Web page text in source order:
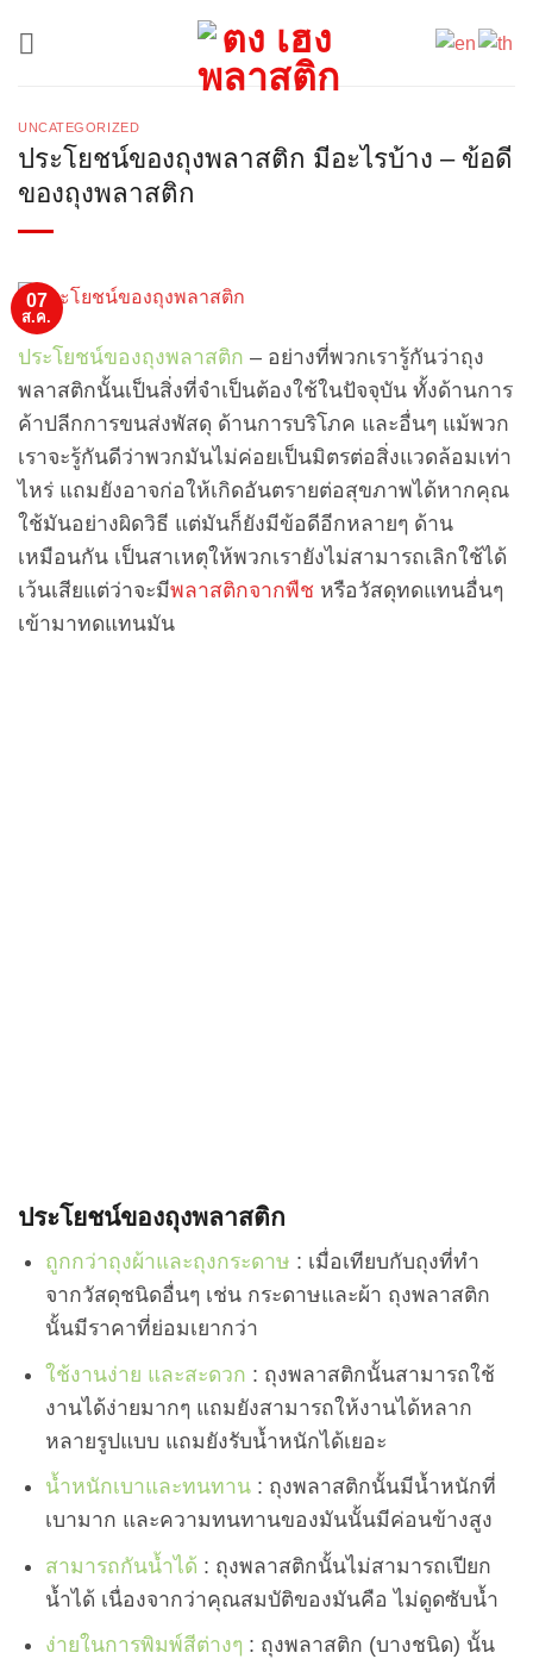
UNCATEGORIZED
ประโยชน์ของถุงพลาสติก มีอะไรบ้าง – ข้อดี
ของถุงพลาสติก
07
ส.ค.
ประโยชน์ของถุงพลาสติก – อย่างที่พวกเรารู้กันว่าถุง
พลาสติกนั้นเป็นสิ่งที่จำเป็นต้องใช้ในปัจจุบัน ทั้งด้านการ
ค้าปลีกการขนส่งพัสดุ ด้านการบริโภค และอื่นๆ แม้พวก
เราจะรู้กันดีว่าพวกมันไม่ค่อยเป็นมิตรต่อสิ่งแวดล้อมเท่า
ไหร่ แถมยังอาจก่อให้เกิดอันตรายต่อสุขภาพได้หากคุณ
ใช้มันอย่างผิดวิธี แต่มันก็ยังมีข้อดีอีกหลายๆ ด้าน
เหมือนกัน เป็นสาเหตุให้พวกเรายังไม่สามารถเลิกใช้ได้
เว้นเสียแต่ว่าจะมีพลาสติกจากพืช หรือวัสดุทดแทนอื่นๆ
เข้ามาทดแทนมัน
ประโยชน์ของถุงพลาสติก
ถูกกว่าถุงผ้าและถุงกระดาษ : เมื่อเทียบกับถุงที่ทำ
จากวัสดุชนิดอื่นๆ เช่น กระดาษและผ้า ถุงพลาสติก
นั้นมีราคาที่ย่อมเยากว่า
ใช้งานง่าย และสะดวก : ถุงพลาสติกนั้นสามารถใช้
งานได้ง่ายมากๆ แถมยังสามารถให้งานได้หลาก
หลายรูปแบบ แถมยังรับน้ำหนักได้เยอะ
น้ำหนักเบาและทนทาน: ถุงพลาสติกนั้นมีน้ำหนักที่
เบามาก และความทนทานของมันนั้นมีค่อนข้างสูง
สามารถกันน้ำได้ : ถุงพลาสติกนั้นไม่สามารถเปียก
น้ำได้ เนื่องจากว่าคุณสมบัติของมันคือ ไม่ดูดซับน้ำ
ง่ายในการพิมพ์สีต่างๆ : ถุงพลาสติก (บางชนิด) นั้น